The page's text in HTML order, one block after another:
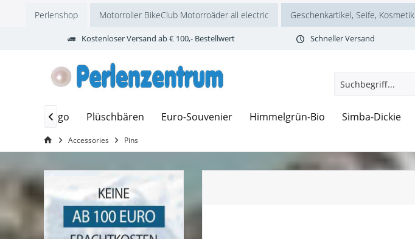
Perlenshop Motorroller BikeClub Motorroäder all electric Geschenkartikel, Seife, Kosmetik
Kostenloser Versand ab € 100,- Bestellwert Schneller Versand
Hergo Plüschbären Euro-Souvenier Himmelgrün-Bio Simba-Dickie

Accessories Pins